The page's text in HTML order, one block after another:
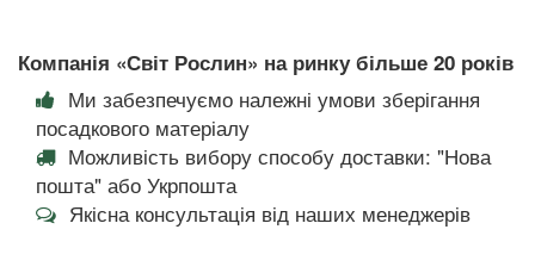
Компанія «Світ Рослин» на ринку більше 20 років
Ми забезпечуємо належні умови зберігання
посадкового матеріалу
Можливість вибору способу доставки: "Нова
пошта" або Укрпошта
Якісна консультація від наших менеджерів